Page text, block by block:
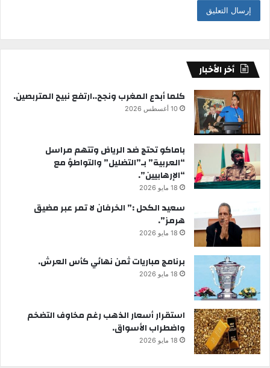
أخر الأخبار
كلما أبدع المغرب ونجح..ارتفع نبيح المتربصين.
10 أغسطس 2026
باماكو تحتج ضد الرياض وتتهم مراسل
“العربية” بـ”التضليل” والتواطؤ مع
“الإرهابيين”.
18 مايو 2026
سعيد الكحل :” الخرفان لا تمر عبر مضيق
هرمز”.
18 مايو 2026
برنامج مباريات ثمن نهائي كأس العرش.
18 مايو 2026
استقرار أسعار الذهب رغم مخاوف التضخم
واضطراب الأسواق.
18 مايو 2026